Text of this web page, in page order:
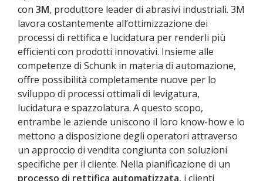
con 3M, produttore leader di abrasivi industriali. 3M
lavora costantemente all’ottimizzazione dei
processi di rettifica e lucidatura per renderli più
efficienti con prodotti innovativi. Insieme alle
competenze di Schunk in materia di automazione,
offre possibilità completamente nuove per lo
sviluppo di processi ottimali di levigatura,
lucidatura e spazzolatura. A questo scopo,
entrambe le aziende uniscono il loro know-how e lo
mettono a disposizione degli operatori attraverso
un approccio di vendita congiunta con soluzioni
specifiche per il cliente. Nella pianificazione di un
processo di rettifica automatizzata, i clienti